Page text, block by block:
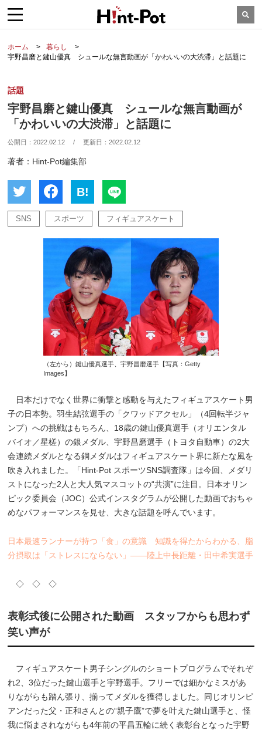
ホーム
暮らし
宇野昌磨と鍵山優真 シュールな無言動画が「かわいいの大渋滞」と話題に
話題
宇野昌磨と鍵山優真 シュールな無言動画が
「かわいいの大渋滞」と話題に
公開日：2022.02.12 / 更新日：2022.02.12
著者：Hint-Pot編集部
B!
SNS スポーツ フィギュアスケート
（左から）鍵山優真選手、宇野昌磨選手【写真：Getty
Images】
日本だけでなく世界に衝撃と感動を与えたフィギュアスケート男
子の日本勢。羽生結弦選手の「クワッドアクセル」（4回転半ジャ
ンプ）への挑戦はもちろん、18歳の鍵山優真選手（オリエンタル
バイオ／星槎）の銀メダル、宇野昌磨選手（トヨタ自動車）の2大
会連続メダルとなる銅メダルはフィギュアスケート界に新たな風を
吹き入れました。「Hint-Pot スポーツSNS調査隊」は今回、メダリ
ストになった2人と大人気マスコットの“共演”に注目。日本オリン
ピック委員会（JOC）公式インスタグラムが公開した動画でおちゃ
めなパフォーマンスを見せ、大きな話題を呼んでいます。
日本最速ランナーが持つ「食」の意識 知識を得たからわかる、脂
分摂取は「ストレスにならない」――陸上中長距離・田中希実選手
◇ ◇ ◇
表彰式後に公開された動画 スタッフからも思わず
笑い声が
フィギュアスケート男子シングルのショートプログラムでそれぞ
れ2、3位だった鍵山選手と宇野選手。フリーでは細かなミスがあ
りながらも踏ん張り、揃ってメダルを獲得しました。同じオリンピ
アンだった父・正和さんとの“親子鷹”で夢を叶えた鍵山選手と、怪
我に悩まされながらも4年前の平昌五輪に続く表彰台となった宇野